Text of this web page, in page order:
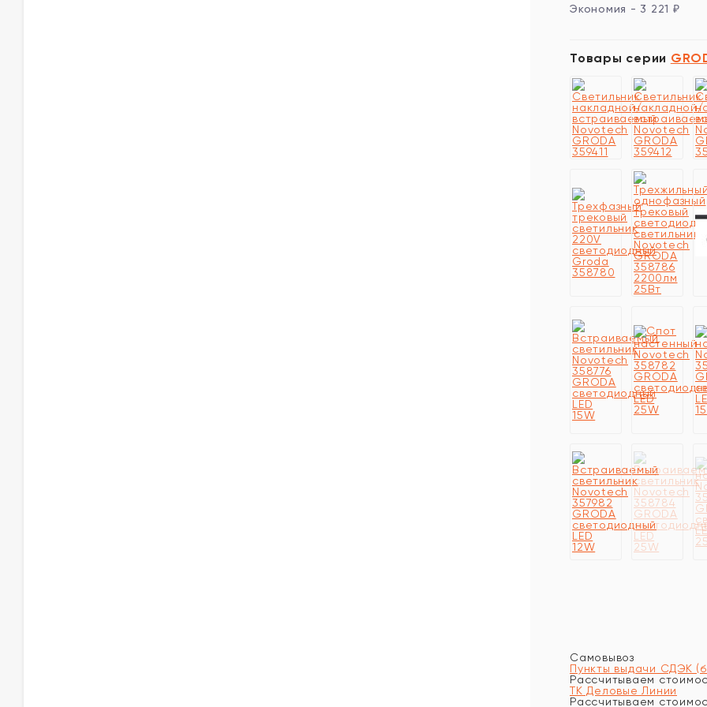
Экономия - 3 221 ₽
Товары серии
Самовывоз
Пункты выдачи СДЭК
Рассчитываем
ТК Деловые Линии
Рассчитываем